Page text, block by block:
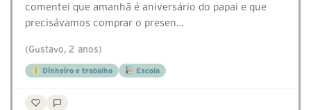
comentei que amanhã é aniversário do papai e que
precisávamos comprar o presen…
(Gustavo, 2 anos)
Dinheiro e trabalho Escola